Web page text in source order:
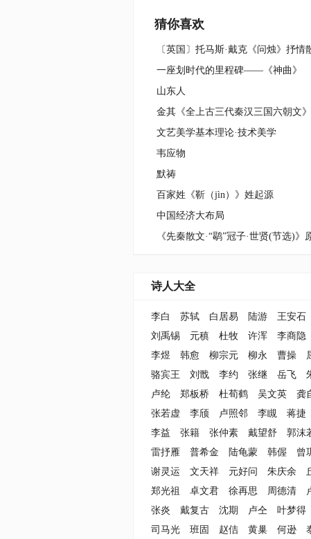
猜你喜欢
〔英国〕托马斯·戴克《问烛》抒情
一座划时代的里程碑——《神曲》
山东人
文艺美学基本理论·技术美学
韦应物
默祷
百家姓《靳（jìn）》姓起源
中国经济大布局
《先秦散文·“鹖”冠子·世贤(节选)》
诗人大全
李白 苏轼 白居易 陆游 王安石
刘禹锡
元稹 杜牧 许浑 李商隐
李煜
韩愈 柳宗元 柳永 曹操
骆宾王
刘戬 李约 张继 岳飞
卢纶
郑板桥 杜荀鹤 吴文英 龚
张若虚
李颀 卢照邻 李瞡 蒋捷
李益
张籍 张仲素 戴望舒 郭沫
雷抒雁
普希金 陆龟蒙 韩偓 曾
谢灵运
文天祥 元好问 朱庆余
郑光祖
卓文君 徐再思 周德清
张炎
戴复古 沈期 卢仝 叶梦得
司马光
班固 赵佶 黄巢 何逊